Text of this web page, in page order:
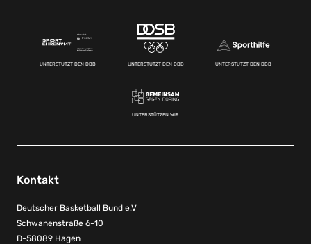
UNTERSTÜTZT DEN DBB UNTERSTÜTZT DEN DBB UNTERSTÜTZT DEN DBB
UNTERSTÜTZEN WIR
Kontakt
Deutscher Basketball Bund e.V
Schwanenstraße 6-10
D-58089 Hagen